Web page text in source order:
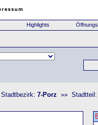
Highlights
7-Porz »»